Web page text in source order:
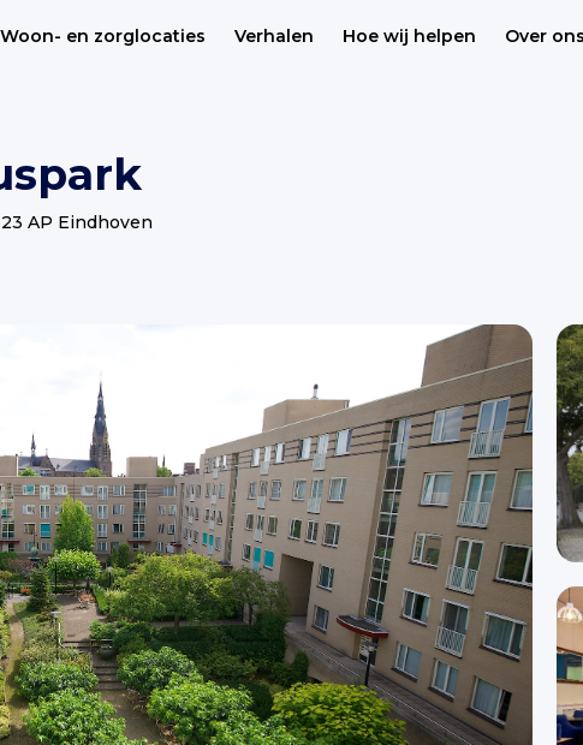
Woon- en zorglocaties Verhalen Hoe wij helpen Over ons
AP Eindhoven